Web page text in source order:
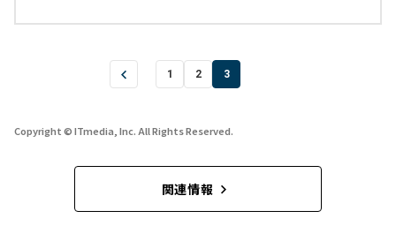
1 2 3
Copyright © ITmedia, Inc. All Rights Reserved.
関連情報